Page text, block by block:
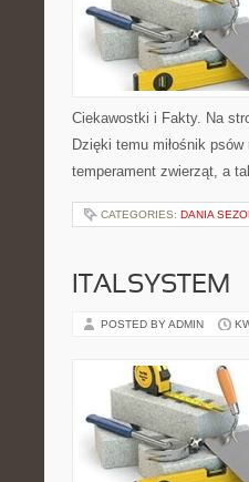
Ciekawostki i Fakty. Na
Dzięki temu miłośnik
temperament zwierząt, a
CATEGORIES: DANIA
ITALSYSTEM
POSTED BY ADMIN